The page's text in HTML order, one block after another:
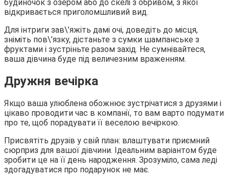
будиночок з озером або до скелі з обривом, з якої
відкривається приголомшливий вид.
Для інтриги зав\’яжіть дамі очі, доведіть до місця,
зніміть пов\’язку, дістаньте з сумки шампанське з
фруктами і зустріньте разом захід. Не сумнівайтеся,
ваша дівчина буде під величезним враженням.
Дружня вечірка
Якщо ваша улюблена обожнює зустрічатися з друзями і
цікаво проводити час в компанії, то вам варто подумати
про те, щоб порадувати її веселою вечіркою.
Присвятіть друзів у свій план: влаштувати приємний
сюрприз для вашої дівчини. Ідеальним варіантом буде
зробити це на її день народження. Зрозуміло, сама леді
здогадуватися про подарунок не має.